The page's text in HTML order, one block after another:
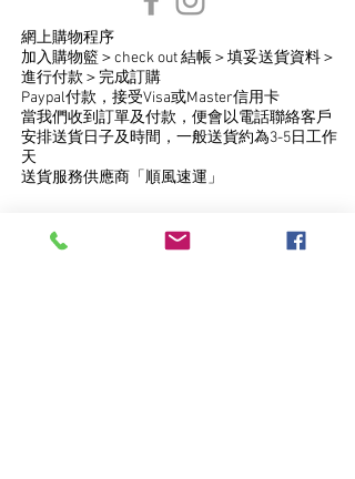
網上購物程序
​加入購物籃＞check out 結帳＞填妥送貨資料＞
進行付款＞完成訂購
Paypal付款，接受Visa或Master信用卡
當我們收到訂單及付款，便會以電話聯絡客戶
安排送貨日子及時間，一般送貨約為3-5日工作
天
送貨服務供應商「順風速運」